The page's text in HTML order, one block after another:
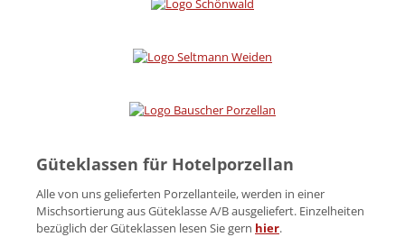
Güteklassen für Hotelporzellan
Alle von uns gelieferten Porzellanteile, werden in einer
Mischsortierung aus Güteklasse A/B ausgeliefert. Einzelheiten
bezüglich der Güteklassen lesen Sie gern hier.